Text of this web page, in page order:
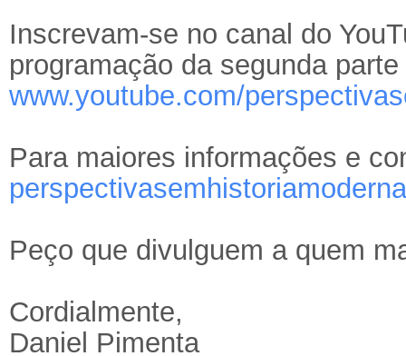
Inscrevam-se no canal do
programação da segunda
www.youtube.com/
Para maiores informações e
Peço que divulguem a quem
Cordialmente,
Daniel Pimenta